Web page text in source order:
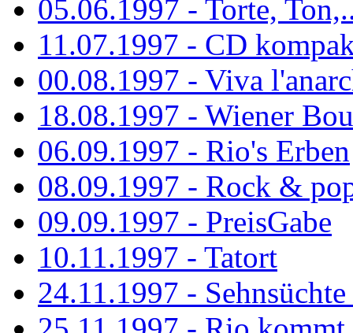
05.06.1997 - Torte,
11.07.1997 - CD
00.08.1997 - Viva
18.08.1997 - Wiener
06.09.1997 - Rio's Erben
08.09.1997 - Rock &
09.09.1997 - PreisGabe
10.11.1997 - Tatort
24.11.1997 -